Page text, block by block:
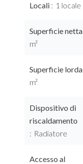
Locali 1 locale
Superficie netta
m²
Superficie lorda
m²
Dispositivo di
riscaldamento
Radiatore
Accesso al